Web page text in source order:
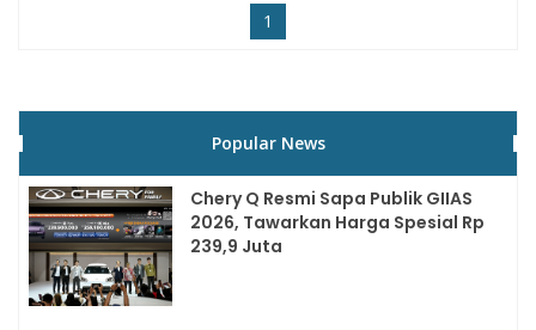
1
Popular News
Chery Q Resmi Sapa Publik GIIAS
2026, Tawarkan Harga Spesial Rp
239,9 Juta